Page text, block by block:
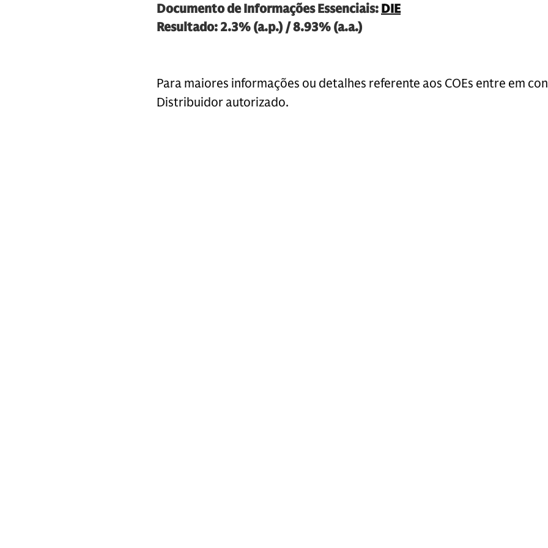
Documento de Informações Essenciais: DIE
Resultado: 2.3% (a.p.) / 8.93% (a.a.)
Para maiores informações ou detalhes referente aos COEs entre em
Distribuidor autorizado.